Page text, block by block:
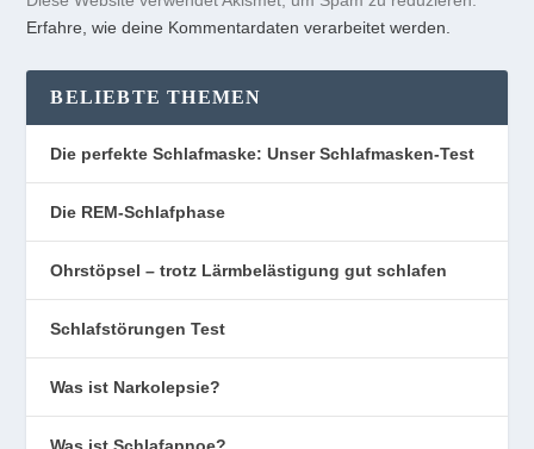
Erfahre, wie deine Kommentardaten verarbeitet werden.
BELIEBTE THEMEN
Die perfekte Schlafmaske: Unser Schlafmasken-Test
Die REM-Schlafphase
Ohrstöpsel – trotz Lärmbelästigung gut schlafen
Schlafstörungen Test
Was ist Narkolepsie?